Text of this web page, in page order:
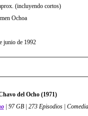
(incluyendo cortos)
Ochoa
junio de 1992
del Ocho (1971)
| 97 GB | 273 Episodios |